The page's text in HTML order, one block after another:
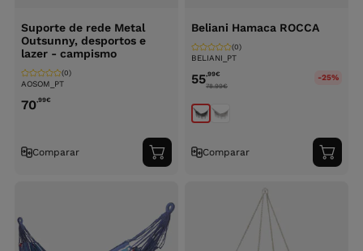
Suporte de rede Metal
Outsunny, desportos e
lazer - campismo
AOSOM_PT
(0)
70,99€
Comparar
Adicionar
ao
Beliani Hamaca ROCCA
BELIANI_PT
(0)
55,99€
78.99€
-25%
Comparar
ao